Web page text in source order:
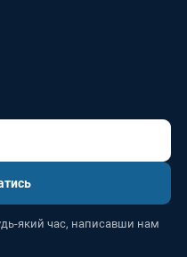
який час, написавши нам